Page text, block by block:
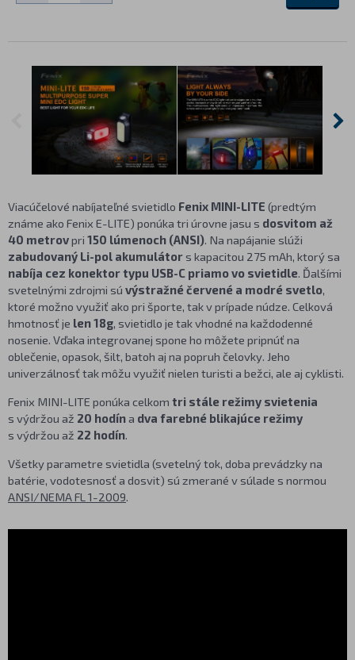
Viacúčelové nabíjateľné svietidlo Fenix MINI-LITE (predtým
známe ako Fenix E-LITE) ponúka tri úrovne jasu s dosvitom až
40 metrovpri 150 lúmenoch (ANSI). Na napájanie slúži
zabudovaný Li-pol akumulátor s kapacitou 275 mAh, ktorý sa
nabíja cez konektor typu USB-C priamo vo svietidle. Ďalšími
svetelnými zdrojmi sú výstražné červené a modré svetlo,
ktoré možno využiť ako pri športe, tak v prípade núdze. Celková
hmotnosť je len 18g, svietidlo je tak vhodné na každodenné
nosenie. Vďaka integrovanej spone ho môžete pripnúť na
oblečenie, opasok, šilt, batoh aj na popruh čelovky. Jeho
univerzálnosť tak môžu využiť nielen turisti a bežci, ale aj cyklisti.
Fenix MINI-LITE ponúka celkom tri stále režimy svietenia
s výdržou až 20 hodína dva farebné blikajúce režimy
s výdržou až 22 hodín.
Všetky parametre svietidla (svetelný tok, doba prevádzky na
batérie, vodotesnosť a dosvit) sú zmerané v súlade s normou
ANSI/NEMA FL 1-2009.